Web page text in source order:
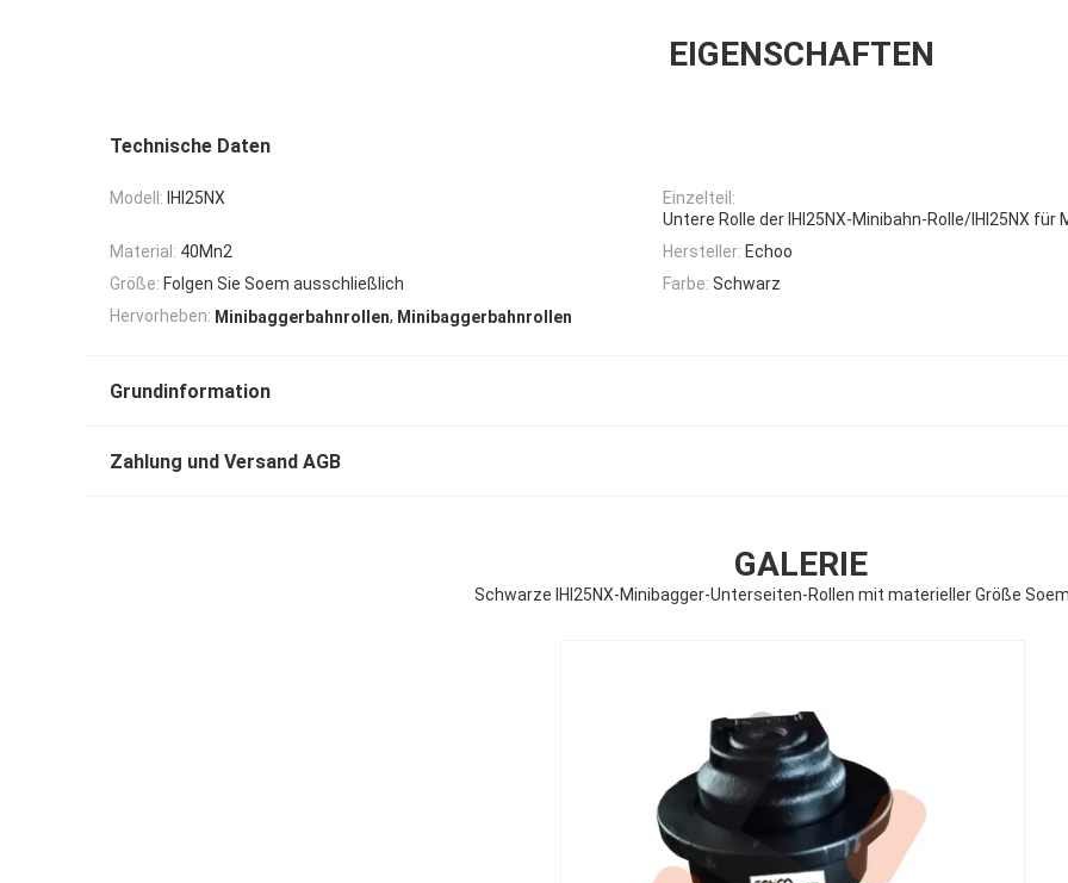
EIGENSCHAFTEN
Technische Daten
Modell: IHI25NX
Einzelteil:
Untere Rolle der IHI25NX-Minibahn-Rolle/IHI25NX für
Material: 40Mn2 Hersteller: Echoo
Größe: Folgen Sie Soem ausschließlich Farbe: Schwarz
Hervorheben: Minibaggerbahnrollen, Minibaggerbahnrollen
Grundinformation
Zahlung und Versand AGB
GALERIE
Schwarze IHI25NX-Minibagger-Unterseiten-Rollen mit materieller Größe